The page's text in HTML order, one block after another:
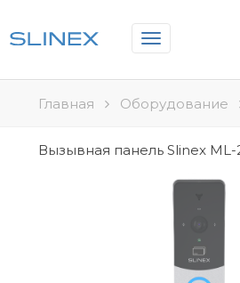
Toggle
navigation
Главная Оборудование
Вызывная панель Slinex ML-